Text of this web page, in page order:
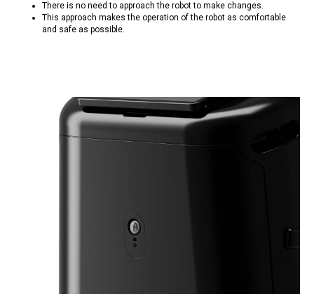
There is no need to approach the robot to make changes.
This approach makes the operation of the robot as comfortable
and safe as possible.